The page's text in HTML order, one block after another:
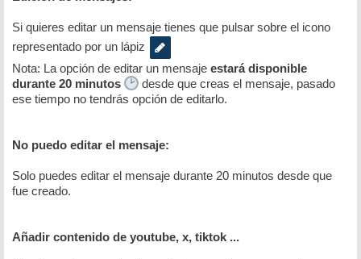
Si quieres editar un mensaje tienes que pulsar sobre el icono
representado por un lápiz
Nota: La opción de editar un mensaje estará disponible
durante 20 minutos
desde que creas el mensaje, pasado
ese tiempo no tendrás opción de editarlo.
No puedo editar el mensaje:
Solo puedes editar el mensaje durante 20 minutos desde que
fue creado.
Añadir contenido de youtube, x, tiktok ...